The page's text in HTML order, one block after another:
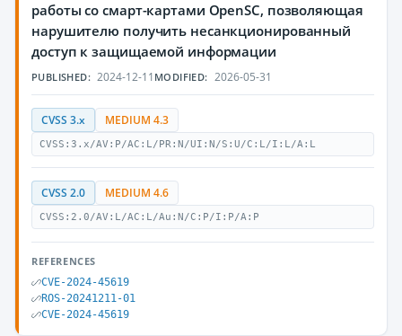
работы со смарт-картами OpenSC, позволяющая
нарушителю получить несанкционированный
доступ к защищаемой информации
PUBLISHED: 2024-12-11 MODIFIED: 2026-05-31
CVSS 3.x MEDIUM 4.3
CVSS:3.x/AV:P/AC:L/PR:N/UI:N/S:U/C:L/I:L/A:L
CVSS 2.0 MEDIUM 4.6
CVSS:2.0/AV:L/AC:L/Au:N/C:P/I:P/A:P
REFERENCES
CVE-2024-45619
ROS-20241211-01
CVE-2024-45619